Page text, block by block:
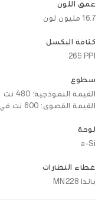
عمق اللون
16.7 مليون لون
كثافة البكسل
‎269 PPI‎
سطوع
القيمة النموذجية: 480 نت
القيمة القصوى: 600 نت في المتر المربع
لوحة
a-Si
غطاء النظارات
باندا MN228